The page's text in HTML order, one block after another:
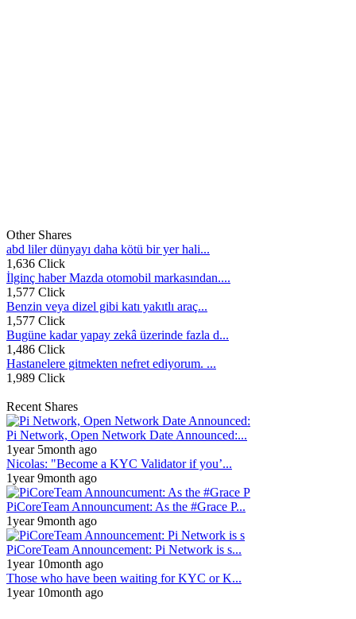
Other Shares
abd liler dünyayı daha kötü bir yer hali...
1,636 Click
İlginç haber Mazda otomobil markasından....
1,577 Click
Benzin veya dizel gibi katı yakıtlı araç...
1,577 Click
Bugüne kadar yapay zekâ üzerinde fazla d...
1,486 Click
Hastanelere gitmekten nefret ediyorum. ...
1,989 Click
Recent Shares
Pi Network, Open Network Date Announced:...
1year 5month ago
Nicolas: "Become a KYC Validator if you’...
1year 9month ago
PiCoreTeam Announcument: As the #Grace P...
1year 9month ago
PiCoreTeam Announcement: Pi Network is s...
1year 10month ago
Those who have been waiting for KYC or K...
1year 10month ago